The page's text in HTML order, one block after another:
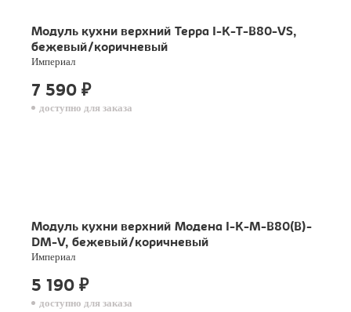
Модуль кухни верхний Терра I-K-T-B80-VS,
бежевый/коричневый
Империал
7 590 ₽
доступно для заказа
Модуль кухни верхний Модена I-K-M-B80(B)-
DM-V, бежевый/коричневый
Империал
5 190 ₽
доступно для заказа